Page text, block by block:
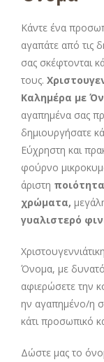
Κάντε ένα
αγαπάτε από τις
σας σκέφτονται
τους.
Καλημέρα με
αγαπημένα σας
δημιουργήσατε
Εύχρηστη και
φούρνο
άριστη ποιότητα
χρώματα,
γυαλιστερό
Όνομα, με
αφιερώσετε την
ην αγαπημένο/η
κάτι προσωπικό
Δώστε μας το